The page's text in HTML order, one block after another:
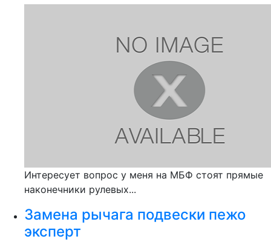
Интересует вопрос у меня на МБФ стоят прямые
наконечники рулевых...
Замена рычага подвески пежо
эксперт